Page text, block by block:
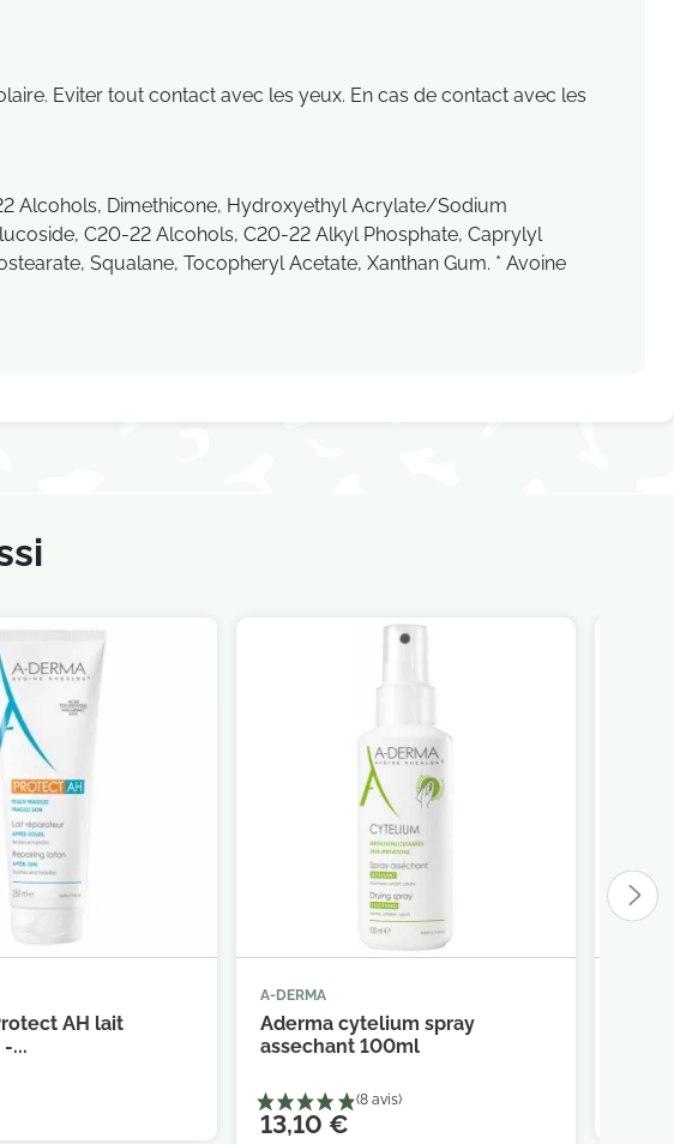
Eviter tout contact avec les yeux. En cas de contact avec les
Alcohols, Dimethicone, Hydroxyethyl Acrylate/Sodium
C20-22 Alcohols, C20-22 Alkyl Phosphate, Caprylyl
Squalane, Tocopheryl Acetate, Xanthan Gum. * Avoine
AH lait
...
A-DERMA
Aderma cytelium spray
assechant 100ml
13,10 €